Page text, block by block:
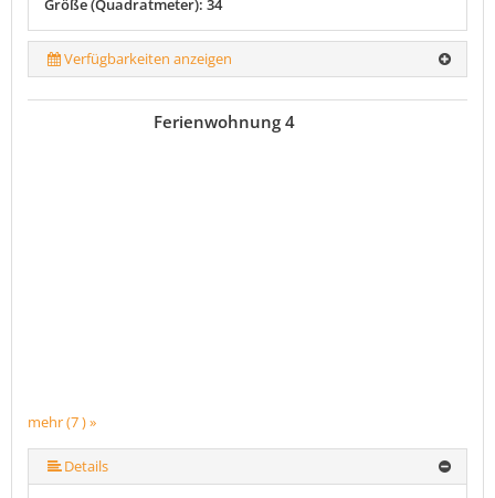
Größe (Quadratmeter): 34
Verfügbarkeiten anzeigen
mehr (7 ) »
mehr (7 ) »
mehr (7 ) »
mehr (7 ) »
Ferienwohnung 4
Details